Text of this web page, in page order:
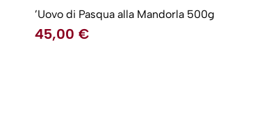
’Uovo di Pasqua alla Mandorla 500g
45,00 €